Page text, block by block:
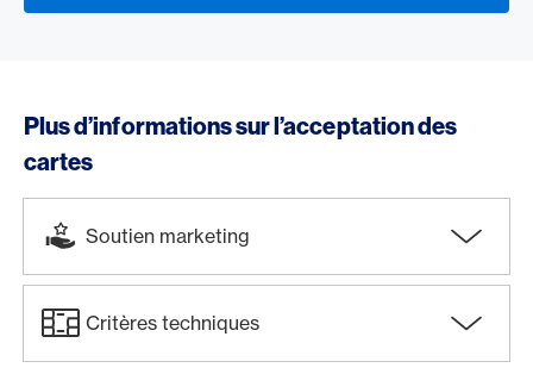
Plus d’informations sur l’acceptation des
cartes
Soutien marketing
Critères techniques